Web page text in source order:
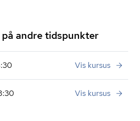
andre tidspunkter
Vis kursus
Vis kursus